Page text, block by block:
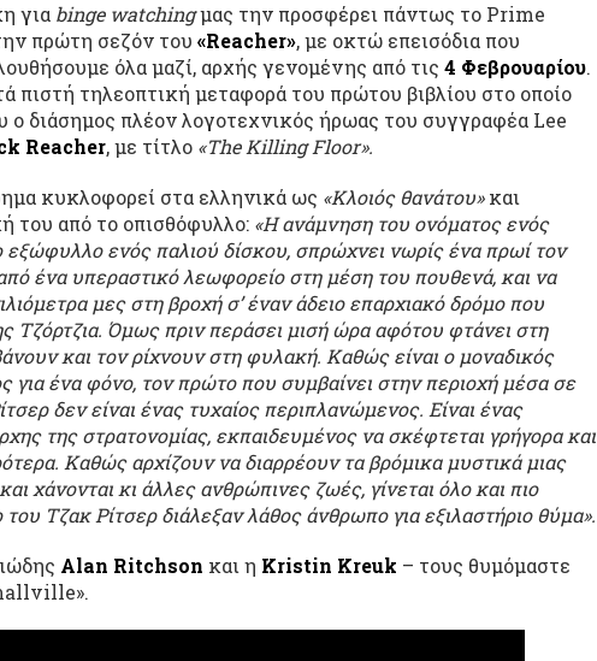
για binge watchingμας την προσφέρει πάντως το Prime
πρώτη σεζόν του «Reacher», με οκτώ επεισόδια που
όλα μαζί, αρχής γενομένης από τις 4 Φεβρουαρίου.
πιστή τηλεοπτική μεταφορά του πρώτου βιβλίου στο οποίο
ο διάσημος πλέον λογοτεχνικός ήρωας του συγγραφέα Lee
Reacher, με τίτλο «The Killing Floor».
κυκλοφορεί στα ελληνικά ως «Κλοιός θανάτου»και
του από το οπισθόφυλλο: «Η ανάμνηση του ονόματος ενός
εξώφυλλο ενός παλιού δίσκου, σπρώχνει νωρίς ένα πρωί τον
ένα υπεραστικό λεωφορείο στη μέση του πουθενά, και να
μες στη βροχή σ’ έναν άδειο επαρχιακό δρόμο που
Τζόρτζια. Όμως πριν περάσει μισή ώρα αφότου φτάνει στη
και τον ρίχνουν στη φυλακή. Καθώς είναι ο μοναδικός
για ένα φόνο, τον πρώτο που συμβαίνει στην περιοχή μέσα σε
δεν είναι ένας τυχαίος περιπλανώμενος. Είναι ένας
της στρατονομίας, εκπαιδευμένος να σκέφτεται γρήγορα και
Καθώς αρχίζουν να διαρρέουν τα βρόμικα μυστικά μιας
χάνονται κι άλλες ανθρώπινες ζωές, γίνεται όλο και πιο
Τζακ Ρίτσερ διάλεξαν λάθος άνθρωπο για εξιλαστήριο θύμα».
Alan Ritchson και η Kristin Kreuk – τους θυμόμαστε